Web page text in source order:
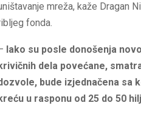
mreža, kaže Dragan
fonda.
Iako su posle donošenja
dela povećane,
bude izjednačena sa
u rasponu od 25 do 50